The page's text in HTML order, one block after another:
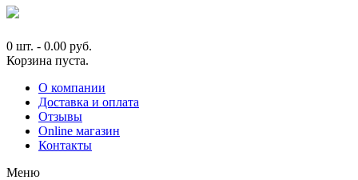
0 шт. - 0.00 руб.
Корзина пуста.
О компании
Доставка и оплата
Отзывы
Online магазин
Контакты
Меню